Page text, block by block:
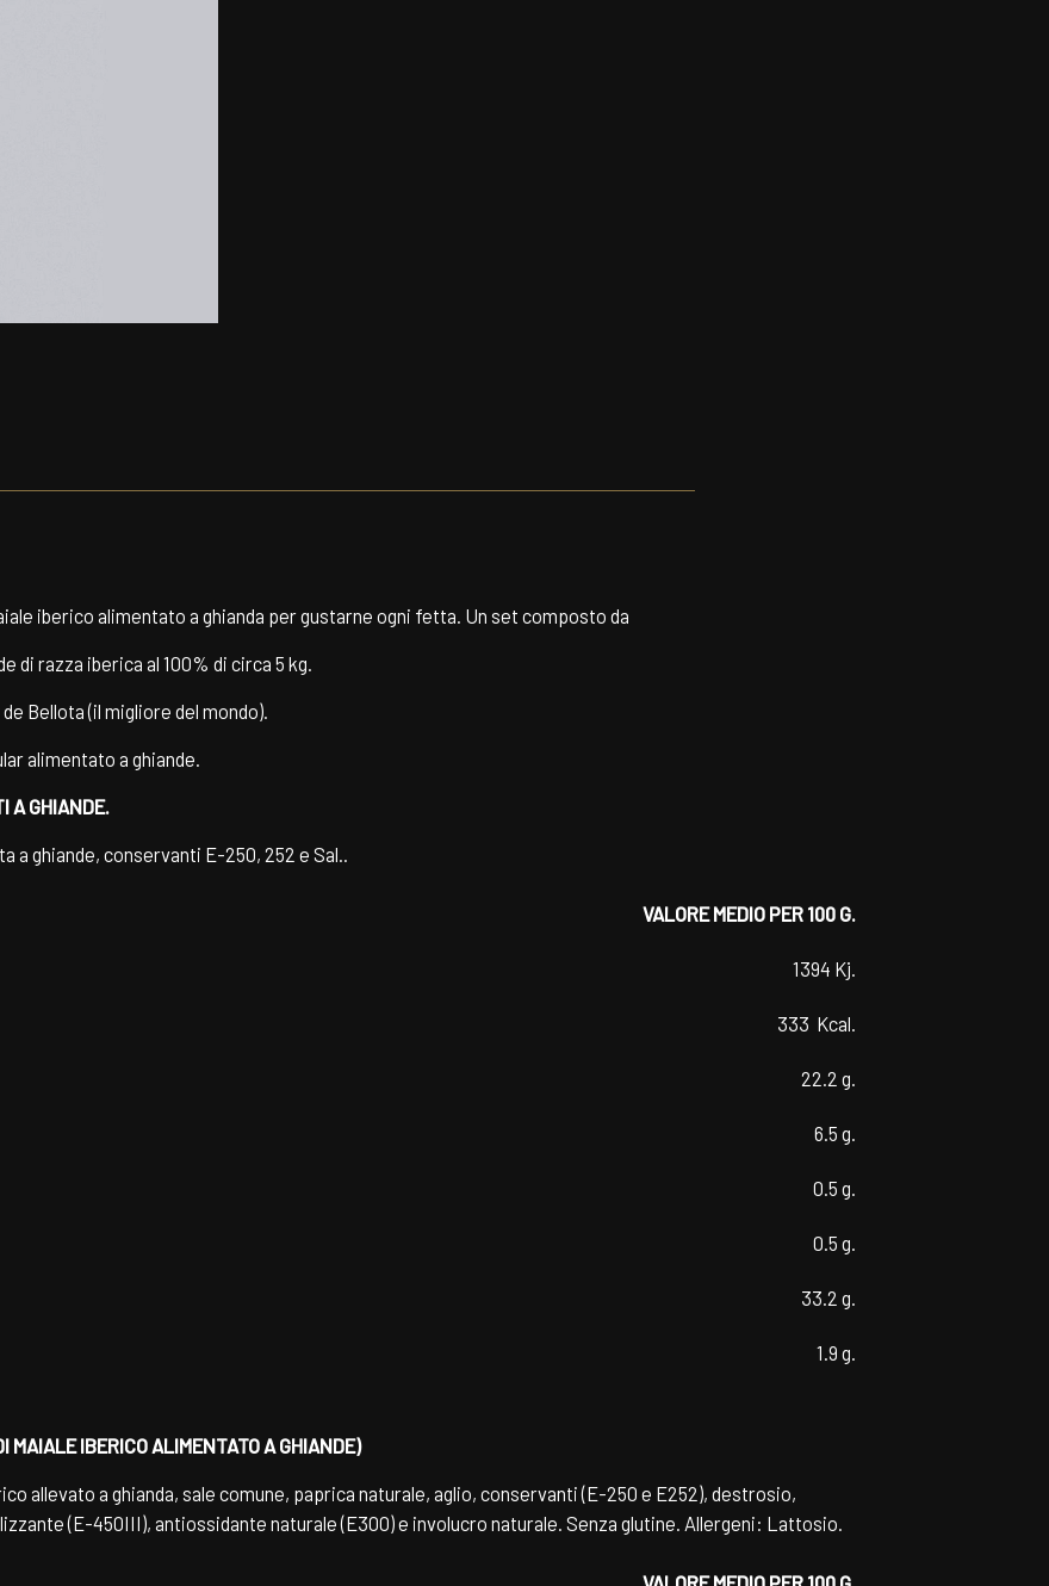
iberico alimentato a ghianda per gustarne ogni fetta. Un set composto da
di razza iberica al 100% di circa 5 kg.
Bellota (il migliore del mondo).
alimentato a ghiande.
A GHIANDE.
ghiande, conservanti E-250, 252 e Sal..
VALORE MEDIO PER 100 G.
1394 Kj.
333 Kcal.
22.2 g.
6.5 g.
0.5 g.
0.5 g.
33.2 g.
1.9 g.
IBERICO ALIMENTATO A GHIANDE)
allevato a ghianda, sale comune, paprica naturale, aglio, conservanti (E-250 e E252), destrosio,
(E-450III), antiossidante naturale (E300) e involucro naturale. Senza glutine. Allergeni: Lattosio.